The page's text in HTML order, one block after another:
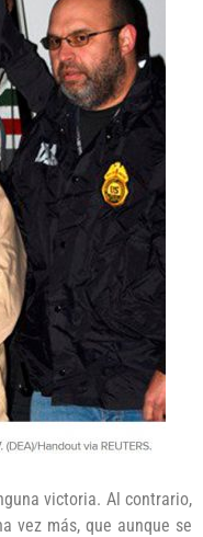
victoria. Al contrario,
vez más, que aunque se